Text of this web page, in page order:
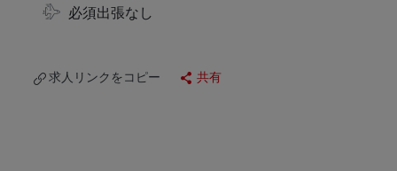
Travel Required
必須出張なし
求人リンクをコピー 共有